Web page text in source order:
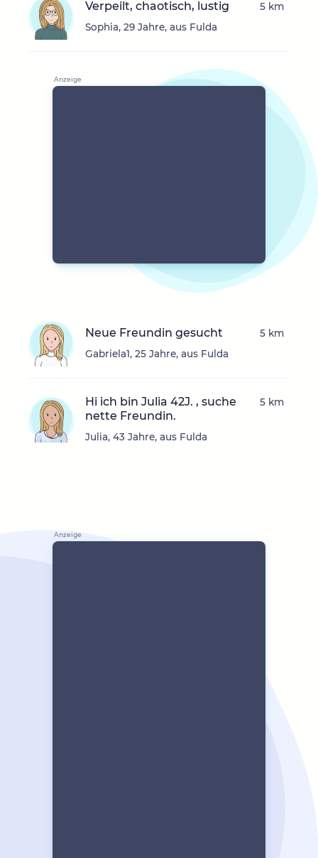
Verpeilt, chaotisch, lustig
Sophia, 29 Jahre, aus Fulda
5 km
Neue Freundin gesucht
Gabriela1, 25 Jahre, aus Fulda
5 km
Hi ich bin Julia 42J. , suche
nette Freundin.
Julia, 43 Jahre, aus Fulda
5 km